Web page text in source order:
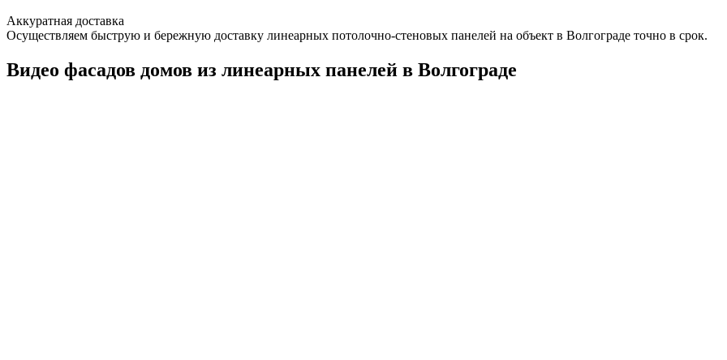
Аккуратная доставка
Осуществляем быструю и бережную доставку линеарных потолочно-стеновых панелей на объект в Волгограде точно в срок.
Видео фасадов домов из линеарных панелей в Волгограде